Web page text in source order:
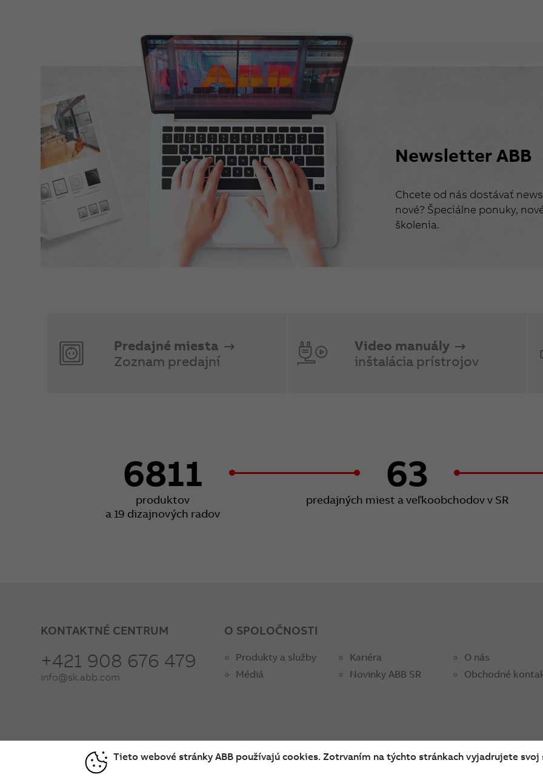
Newsletter ABB
Chcete od nás dostávať
nové? Špeciálne ponuky,
školenia.
Predajné miesta
Zoznam predajní
Video manuály
inštalácia prístrojov
6811
produktov
a 19 dizajnových radov
63
predajných miest a veľkoobchodov v SR
KONTAKTNÉ CENTRUM
+421 908 676 479
info@sk.abb.com
O SPOLOČNOSTI
Produkty a služby
Médiá
Kariéra
Novinky ABB SR
O nás
Obchodné
Tieto webové stránky ABB používajú cookies. Zotrvaním na týchto stránkach vyjadrujete